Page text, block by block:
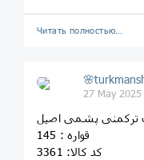
Читать полностью…
27 May
ترکمنی پشمی اصیل
قواره : 145
کد کالا: 3361